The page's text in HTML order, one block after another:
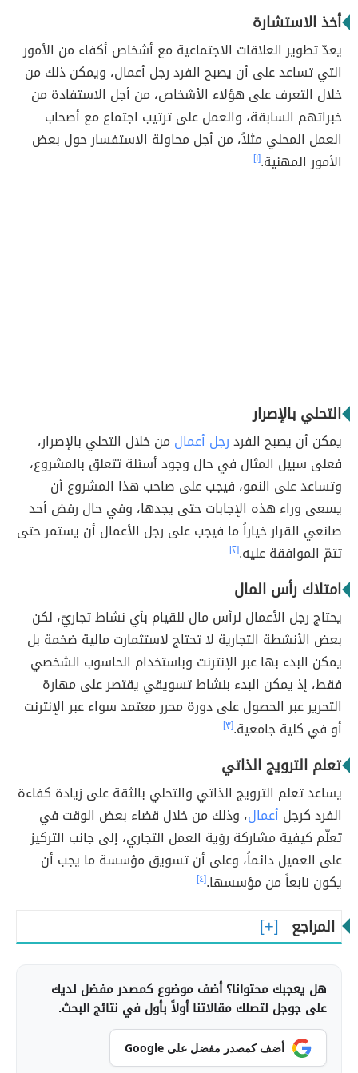
أخذ الاستشارة
يعدّ تطوير العلاقات الاجتماعية مع أشخاص أكفاء من الأمور
التي تساعد على أن يصبح الفرد رجل أعمال، ويمكن ذلك من
خلال التعرف على هؤلاء الأشخاص، من أجل الاستفادة من
خبراتهم السابقة، والعمل على ترتيب اجتماع مع أصحاب
العمل المحلي مثلاً، من أجل محاولة الاستفسار حول بعض
الأمور المهنية.[١]
التحلي بالإصرار
يمكن أن يصبح الفردرجل أعمال من خلال التحلي بالإصرار،
فعلى سبيل المثال في حال وجود أسئلة تتعلق بالمشروع،
وتساعد على النمو، فيجب على صاحب هذا المشروع أن
يسعى وراء هذه الإجابات حتى يجدها، وفي حال رفض أحد
صانعي القرار خياراً ما فيجب على رجل الأعمال أن يستمر حتى
تتمّ الموافقة عليه.[٢]
امتلاك رأس المال
يحتاج رجل الأعمال لرأس مال للقيام بأي نشاط تجاريّ، لكن
بعض الأنشطة التجارية لا تحتاج لاستثمارت مالية ضخمة بل
يمكن البدء بها عبر الإنترنت وباستخدام الحاسوب الشخصي
فقط، إذ يمكن البدء بنشاط تسويقي يقتصر على مهارة
التحرير عبر الحصول على دورة محرر معتمد سواء عبر الإنترنت
أو في كلية جامعية.[٣]
تعلم الترويج الذاتي
يساعد تعلم الترويج الذاتي والتحلي بالثقة على زيادة كفاءة
الفرد كرجل أعمال، وذلك من خلال قضاء بعض الوقت في
تعلّم كيفية مشاركة رؤية العمل التجاري، إلى جانب التركيز
على العميل دائماً، وعلى أن تسويق مؤسسة ما يجب أن
يكون نابعاً من مؤسسها.[٤]
المراجع
هل يعجبك محتوانا؟ أضف موضوع كمصدر مفضل لديك
على جوجل لتصلك مقالاتنا أولاً بأول في نتائج البحث.
أضف كمصدر مفضل على Google